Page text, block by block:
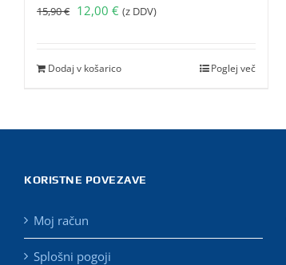
15,90€ Izvirna
bila:
12,00 €Trenutna
12,00 €.
(z DDV)
Dodaj v košarico Poglej več
KORISTNE POVEZAVE
Moj račun
Splošni pogoji